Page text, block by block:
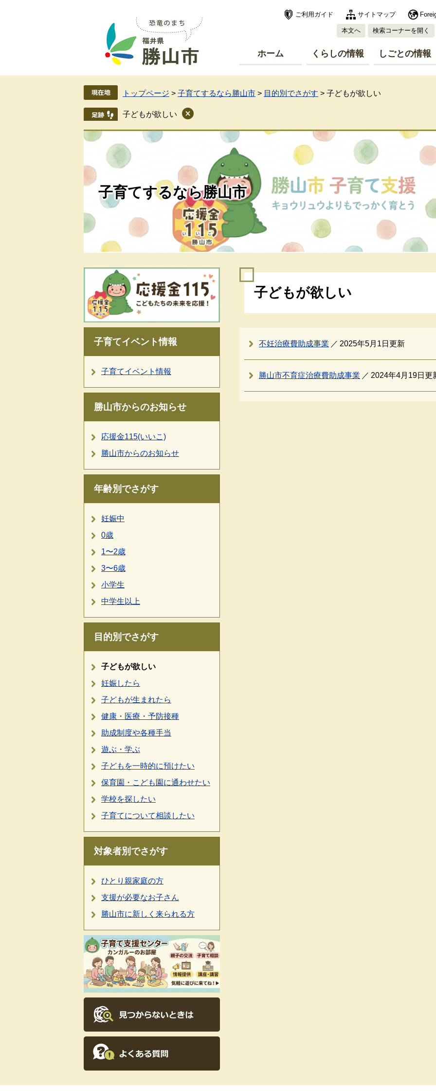
で
ば
ご利用ガイド サイトマップ
本文へ 検索コーナーを開く
ホーム くらしの情報 しごとの情報
トップページ > 子育てするなら勝山市 > 目的別でさがす > 子どもが欲しい
子どもが欲しい
子育てするなら勝山市
子育てイベント情報
子育てイベント情報
勝山市からのお知らせ
応援金115(いいこ)
勝山市からのお知らせ
年齢別でさがす
妊娠中
0歳
1〜2歳
3〜6歳
小学生
中学生以上
目的別でさがす
子どもが欲しい
妊娠したら
子どもが生まれたら
健康・医療・予防接種
助成制度や各種手当
遊ぶ・学ぶ
子どもを一時的に預けたい
保育園・こども園に通わせたい
学校を探したい
子育てについて相談したい
対象者別でさがす
ひとり親家庭の方
支援が必要なお子さん
勝山市に新しく来られる方
子どもが欲しい
不妊治療費助成事業 2025年5月1日更新
勝山市不育症治療費助成事業 2024年4月19日更